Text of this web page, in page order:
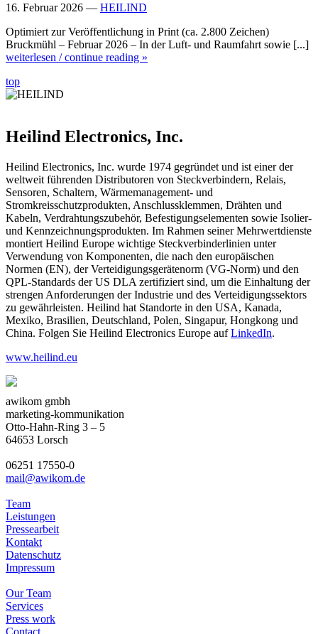
16. Februar 2026 — HEILIND
Optimiert zur Veröffentlichung in Print (ca. 2.800 Zeichen)
Bruckmühl – Februar 2026 – In der Luft- und Raumfahrt sowie [...]
weiterlesen / continue reading »
top
Heilind Electronics, Inc.
Heilind Electronics, Inc. wurde 1974 gegründet und ist einer der
weltweit führenden Distributoren von Steckverbindern, Relais,
Sensoren, Schaltern, Wärmemanagement- und
Stromkreisschutzprodukten, Anschlussklemmen, Drähten und
Kabeln, Verdrahtungszubehör, Befestigungselementen sowie Isolier-
und Kennzeichnungsprodukten. Im Rahmen seiner Mehrwertdienste
montiert Heilind Europe wichtige Steckverbinderlinien unter
Verwendung von Komponenten, die nach den europäischen
Normen (EN), der Verteidigungsgerätenorm (VG-Norm) und den
QPL-Standards der US DLA zertifiziert sind, um die Einhaltung der
strengen Anforderungen der Industrie und des Verteidigungssektors
zu gewährleisten. Heilind hat Standorte in den USA, Kanada,
Mexiko, Brasilien, Deutschland, Polen, Singapur, Hongkong und
China. Folgen Sie Heilind Electronics Europe aufLinkedIn.
www.heilind.eu
awikom gmbh
marketing-kommunikation
Otto-Hahn-Ring 3 – 5
64653 Lorsch
06251 17550-0
mail@awikom.de
Team
Leistungen
Pressearbeit
Kontakt
Datenschutz
Impressum
Our Team
Services
Press work